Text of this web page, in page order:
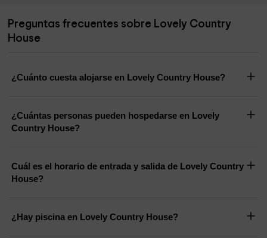
Preguntas frecuentes sobre Lovely Country
House
¿Cuánto cuesta alojarse en Lovely Country House?
¿Cuántas personas pueden hospedarse en Lovely
Country House?
Cuál es el horario de entrada y salida de Lovely Country
House?
¿Hay piscina en Lovely Country House?